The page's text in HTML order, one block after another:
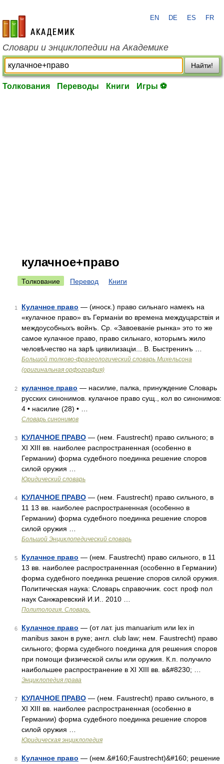
academic.ru
EN DE ES FR
Словари и энциклопедии на Академике
Найти!
Толкования Переводы Книги Игры ⚽
кулачное+право
Толкование Перевод Книги
1 Кулачное право — (иноск.) право сильнаго намекъ на
«кулачное право» въ Германіи во времена междуцарствія и
междоусобныхъ войнъ. Ср. «Завоеваніе рынка» это то же
самое кулачное право, право сильнаго, которымъ жило
человѣчество на зарѣ цивилизаціи... В. Быстренинъ …
Большой толково-фразеологический словарь Михельсона
(оригинальная орфография)
2 кулачное право — насилие, палка, принуждение Словарь
русских синонимов. кулачное право сущ., кол во синонимов:
4 • насилие (28) • …
Словарь синонимов
3 КУЛАЧНОЕ ПРАВО — (нем. Faustrecht) право сильного; в
XI XIII вв. наиболее распространенная (особенно в
Германии) форма судебного поединка решение споров
силой оружия …
Юридический словарь
4 КУЛАЧНОЕ ПРАВО — (нем. Faustrecht) право сильного, в
11 13 вв. наиболее распространенная (особенно в
Германии) форма судебного поединка решение споров
силой оружия …
Большой Энциклопедический словарь
5 Кулачное право — (нем. Faustrecht) право сильного, в 11
13 вв. наиболее распространенная (особенно в Германии)
форма судебного поединка решение споров силой оружия.
Политическая наука: Словарь справочник. сост. проф пол
наук Санжаревский И.И.. 2010 …
Политология. Словарь.
6 Кулачное право — (от лат. jus manuarium или lex in
manibus закон в руке; англ. club law; нем. Faustrecht) право
сильного; форма судебного поединка для решения споров
при помощи физической силы или оружия. К.п. получило
наибольшее распространение в XI XIII вв. в&#8230; …
Энциклопедия права
7 КУЛАЧНОЕ ПРАВО — (нем. Faustrecht) право сильного, в
XI XIII вв. наиболее распространенная (особенно в
Германии) форма судебного поединка решение споров
силой оружия …
Юридическая энциклопедия
8 Кулачное право — (нем.&#160;Faustrecht)&#160; решение